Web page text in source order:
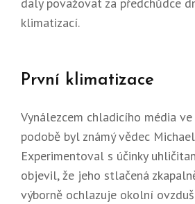
daly považovat za předchůdce
klimatizací.
První klimatizace
Vynálezcem chladicího média
podobě byl známý vědec
Experimentoval s účinky
objevil, že jeho stlačená
výborně ochlazuje okolní